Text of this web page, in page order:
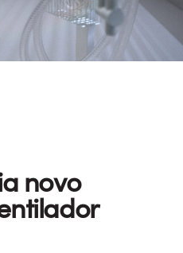
novo